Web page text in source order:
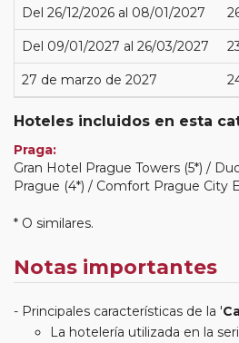
Del 26/12/2026 al 08/01/2027
Del 09/01/2027 al 26/03/2027
27 de marzo de 2027
Hoteles incluidos en esta
Praga:
Gran Hotel Prague Towers (5*) /
Prague (4*) / Comfort Prague City
* O similares.
Notas importantes
Principales características de la '
La hotelería utilizada en la